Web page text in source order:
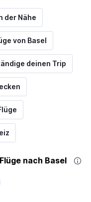
der Nähe
von Basel
deinen Trip
nach Basel